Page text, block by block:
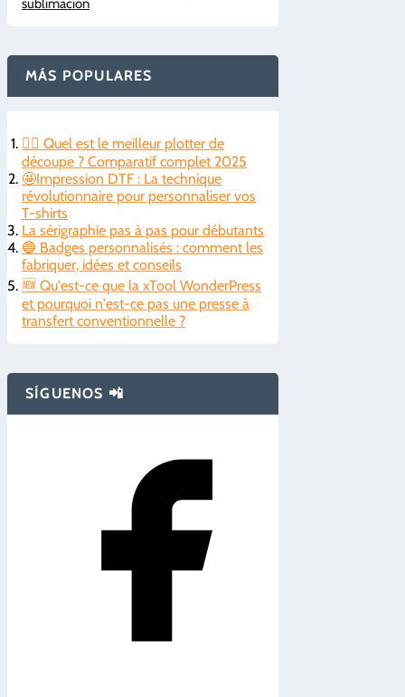
sublimación
MÁS POPULARES
🤷‍♂️ Quel est le meilleur plotter de
découpe ? Comparatif complet 2025
🤩Impression DTF : La technique
révolutionnaire pour personnaliser vos
T-shirts
La sérigraphie pas à pas pour débutants
🔵 Badges personnalisés : comment les
fabriquer, idées et conseils
🆕 Qu'est-ce que la xTool WonderPress
et pourquoi n'est-ce pas une presse à
transfert conventionnelle ?
SÍGUENOS 📲